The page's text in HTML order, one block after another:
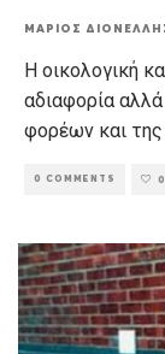
ΜΆΡΙΟΣ
Η οικολογική
αδιαφορία
φορέων και της
0 COMMENTS 0